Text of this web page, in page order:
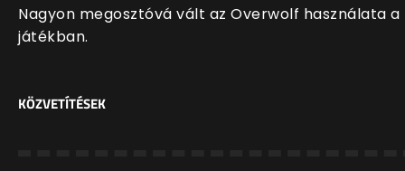
Nagyon megosztóvá vált az Overwolf használata a
játékban.
KÖZVETÍTÉSEK